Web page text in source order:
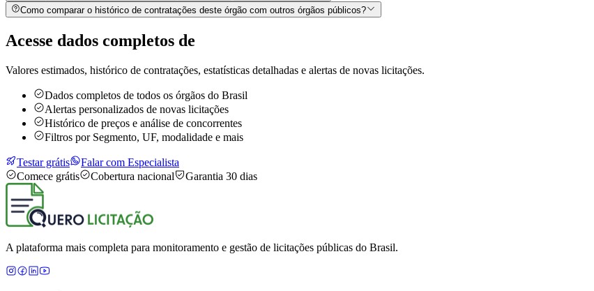
Como comparar o histórico de contratações deste órgão com outros órgãos públicos?
Acesse dados completos de
Valores estimados, histórico de contratações, estatísticas detalhadas e alertas de novas licitações.
Dados completos de todos os órgãos do Brasil
Alertas personalizados de novas licitações
Histórico de preços e análise de concorrentes
Filtros por Segmento, UF, modalidade e mais
Testar grátis
Falar com Especialista
Comece grátis
Cobertura nacional Garantia 30 dias
A plataforma mais completa para monitoramento e gestão de licitações públicas do Brasil.